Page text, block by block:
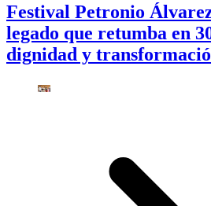
Festival Petronio
legado que retumba en
dignidad y